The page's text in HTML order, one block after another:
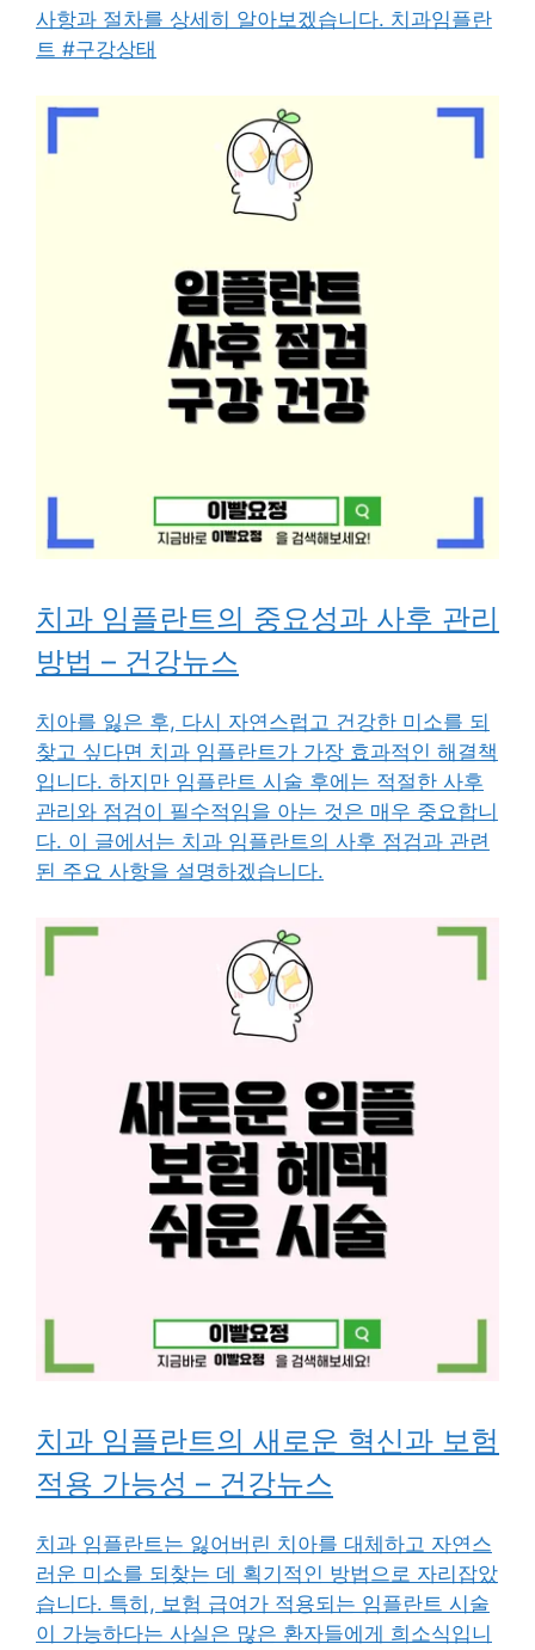
사항과 절차를 상세히 알아보겠습니다. 치과임플란
트 #구강상태
치과 임플란트의 중요성과 사후 관리
방법 – 건강뉴스
치아를 잃은 후, 다시 자연스럽고 건강한 미소를 되
찾고 싶다면 치과 임플란트가 가장 효과적인 해결책
입니다. 하지만 임플란트 시술 후에는 적절한 사후
관리와 점검이 필수적임을 아는 것은 매우 중요합니
다. 이 글에서는 치과 임플란트의 사후 점검과 관련
된 주요 사항을 설명하겠습니다.
치과 임플란트의 새로운 혁신과 보험
적용 가능성 – 건강뉴스
치과 임플란트는 잃어버린 치아를 대체하고 자연스
러운 미소를 되찾는 데 획기적인 방법으로 자리잡았
습니다. 특히, 보험 급여가 적용되는 임플란트 시술
이 가능하다는 사실은 많은 환자들에게 희소식입니